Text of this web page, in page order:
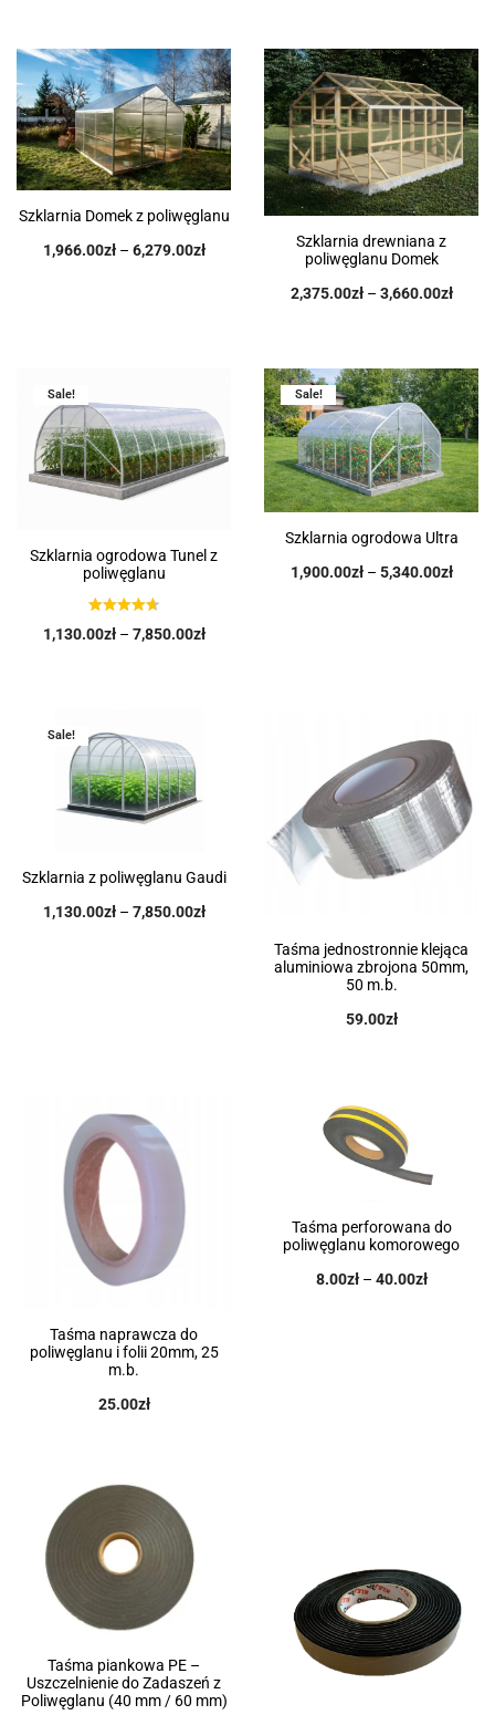
Szklarnia Domek z poliwęglanu
1,966.00zł – 6,279.00zł
Szklarnia drewniana z
poliwęglanu Domek
2,375.00zł – 3,660.00zł
Sale!
Szklarnia ogrodowa Tunel z
poliwęglanu
1,130.00zł – 7,850.00zł
Sale!
Szklarnia ogrodowa Ultra
1,900.00zł – 5,340.00zł
Sale!
Szklarnia z poliwęglanu Gaudi
1,130.00zł – 7,850.00zł
Taśma jednostronnie klejąca
aluminiowa zbrojona 50mm,
50 m.b.
59.00zł
Taśma naprawcza do
poliwęglanu i folii 20mm, 25
m.b.
25.00zł
Taśma perforowana do
poliwęglanu komorowego
8.00zł – 40.00zł
Taśma piankowa PE –
Uszczelnienie do Zadaszeń z
Poliwęglanu (40 mm / 60 mm)